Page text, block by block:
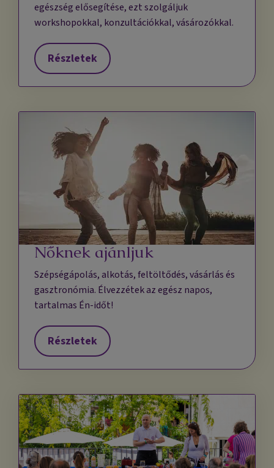
egészség elősegítése, ezt szolgáljuk
workshopokkal, konzultációkkal, vásározókkal.
Részletek
Nőknek ajánljuk
Szépségápolás, alkotás, feltöltődés, vásárlás és
gasztronómia. Élvezzétek az egész napos,
tartalmas Én-időt!
Részletek